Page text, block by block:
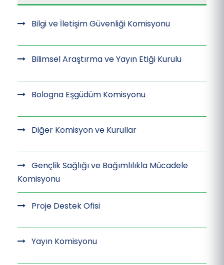
Bilgi ve İletişim Güvenliği Komisyonu
Bilimsel Araştırma ve Yayın Etiği Kurulu
Bologna Eşgüdüm Komisyonu
Diğer Komisyon ve Kurullar
Gençlik Sağlığı ve Bağımlılıkla Mücadele
Komisyonu
Proje Destek Ofisi
Yayın Komisyonu